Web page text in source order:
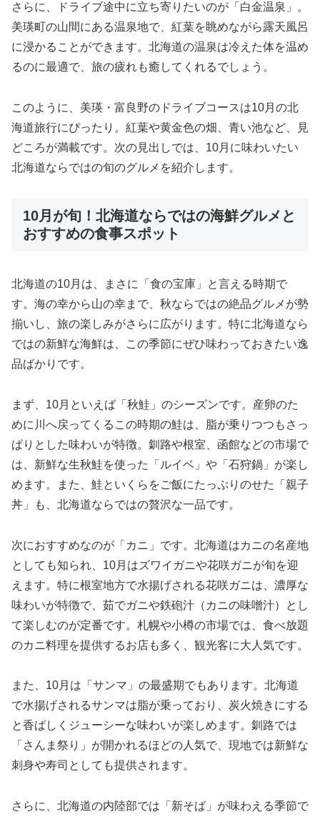
さらに、ドライブ途中に立ち寄りたいのが「白金温泉」。
美瑛町の山間にある温泉地で、紅葉を眺めながら露天風呂
に浸かることができます。北海道の温泉は冷えた体を温め
るのに最適で、旅の疲れも癒してくれるでしょう。
このように、美瑛・富良野のドライブコースは10月の北
海道旅行にぴったり。紅葉や黄金色の畑、青い池など、見
どころが満載です。次の見出しでは、10月に味わいたい
北海道ならではの旬のグルメを紹介します。
10月が旬！北海道ならではの海鮮グルメと
おすすめの食事スポット
北海道の10月は、まさに「食の宝庫」と言える時期で
す。海の幸から山の幸まで、秋ならではの絶品グルメが勢
揃いし、旅の楽しみがさらに広がります。特に北海道なら
ではの新鮮な海鮮は、この季節にぜひ味わっておきたい逸
品ばかりです。
まず、10月といえば「秋鮭」のシーズンです。産卵のた
めに川へ戻ってくるこの時期の鮭は、脂が乗りつつもさっ
ぱりとした味わいが特徴。釧路や根室、函館などの市場で
は、新鮮な生秋鮭を使った「ルイベ」や「石狩鍋」が楽し
めます。また、鮭といくらをご飯にたっぷりのせた「親子
丼」も、北海道ならではの贅沢な一品です。
次におすすめなのが「カニ」です。北海道はカニの名産地
としても知られ、10月はズワイガニや花咲ガニが旬を迎
えます。特に根室地方で水揚げされる花咲ガニは、濃厚な
味わいが特徴で、茹でガニや鉄砲汁（カニの味噌汁）とし
て楽しむのが定番です。札幌や小樽の市場では、食べ放題
のカニ料理を提供するお店も多く、観光客に大人気です。
また、10月は「サンマ」の最盛期でもあります。北海道
で水揚げされるサンマは脂が乗っており、炭火焼きにする
と香ばしくジューシーな味わいが楽しめます。釧路では
「さんま祭り」が開かれるほどの人気で、現地では新鮮な
刺身や寿司としても提供されます。
さらに、北海道の内陸部では「新そば」が味わえる季節で